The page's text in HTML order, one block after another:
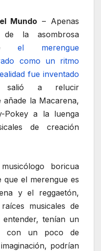
Mundo – Apenas
de la asombrosa
el merengue
como un ritmo
fue inventado
a relucir
la Macarena,
Pokey a la luenga
de creación
boricua
que el merengue es
y el reggaetón,
musicales de
tenían un
con un poco de
podrían